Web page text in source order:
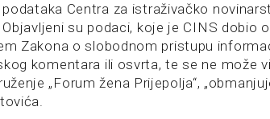
Centra za istraživačko
su podaci, koje je CINS dobio
Zakona o slobodnom pristupu
komentara ili osvrta, te se ne može
„Forum žena Prijepolja“,